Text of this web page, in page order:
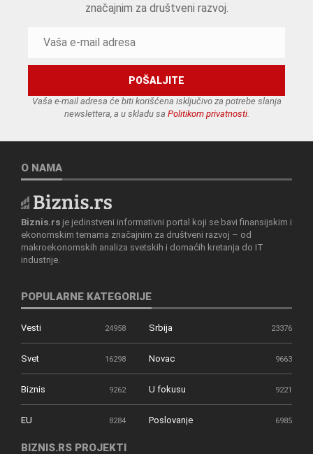
značajnim za društveni razvoj.
Vaša e-mail adresa će biti korišćena isključivo za potrebe slanja
newslettera, a u skladu sa Politikom privatnosti.
O NAMA
Biznis.rs je jedinstveni informativni portal koji se bavi finansijskim i
ekonomskim temama značajnim za društveni razvoj – od
makroekonomskih analiza svetskih i domaćih kretanja do IT
industrije.
POPULARNE KATEGORIJE
Vesti 24958 Srbija 23376
Svet 16298 Novac 9663
Biznis 9262 U fokusu 9221
EU 8284 Poslovanje 6985
BIZNIS.RS PROJEKTI